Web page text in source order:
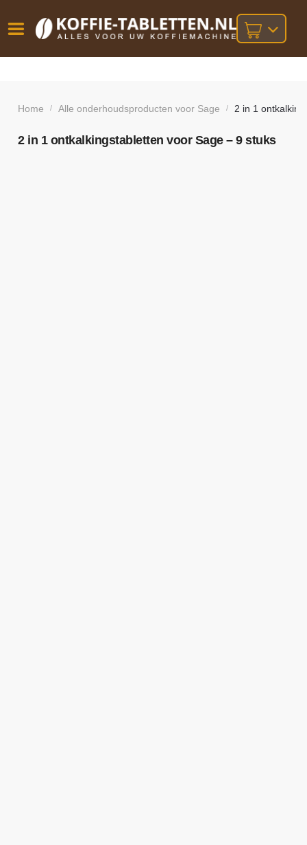
volgende
boven
Home / Alle onderhoudsproducten voor Sage / 2 in 1
2 in 1 ontkalkingstabletten voor Sage – 9 stuks